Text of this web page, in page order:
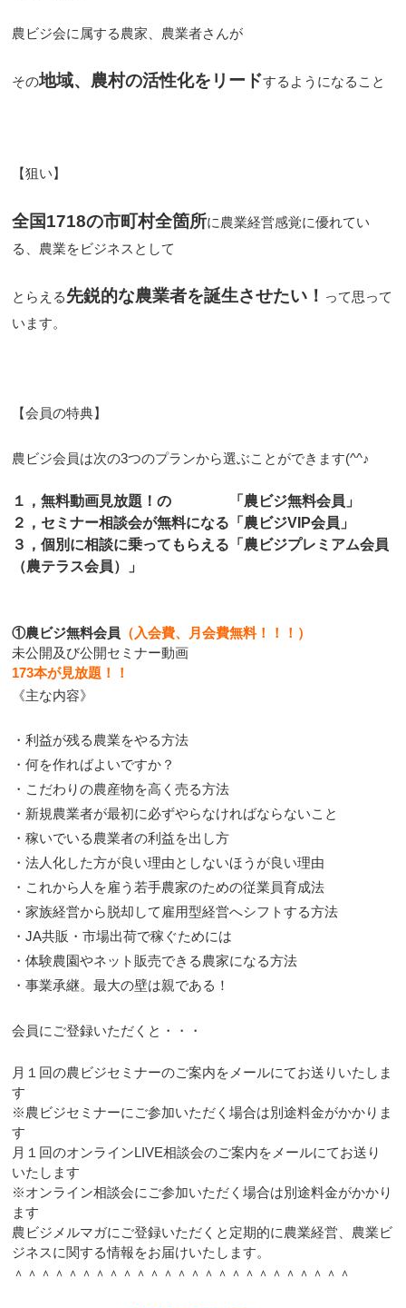
農ビジ会に属する農家、農業者さんが
その地域、農村の活性化をリードするようになること
【狙い】
全国1718の市町村全箇所に農業経営感覚に優れてい
る、農業をビジネスとして
とらえる先鋭的な農業者を誕生させたい！ って思って
います。
【会員の特典】
農ビジ会員は次の3つのプランから選ぶことができます(^^♪
１，無料動画見放題！の
「農ビジ無料会員」
２，セミナー相談会が無料になる 「農ビジVIP会員」
３，個別に相談に乗ってもらえる 「農ビジプレミアム会員
（農テラス会員）」
①農ビジ無料会員 （入会費、月会費無料！！！）
未公開及び公開セミナー動画
173本が見放題！！
《主な内容》
・利益が残る農業をやる方法
・何を作ればよいですか？
・こだわりの農産物を高く売る方法
・新規農業者が最初に必ずやらなければならないこと
・稼いでいる農業者の利益を出し方
・法人化した方が良い理由としないほうが良い理由
・これから人を雇う若手農家のための従業員育成法
・家族経営から脱却して雇用型経営へシフトする方法
・JA共販・市場出荷で稼ぐためには
・体験農園やネット販売できる農家になる方法
・事業承継。最大の壁は親である！
会員にご登録いただくと・・・
月１回の農ビジセミナーのご案内をメールにてお送りいたしま
す
※農ビジセミナーにご参加いただく場合は別途料金がかかりま
す
月１回のオンラインLIVE相談会のご案内をメールにてお送り
いたします
※オンライン相談会にご参加いただく場合は別途料金がかかり
ます
農ビジメルマガにご登録いただくと定期的に農業経営、農業ビ
ジネスに関する情報をお届けいたします。
＾＾＾＾＾＾＾＾＾＾＾＾＾＾＾＾＾＾＾＾＾＾＾＾＾